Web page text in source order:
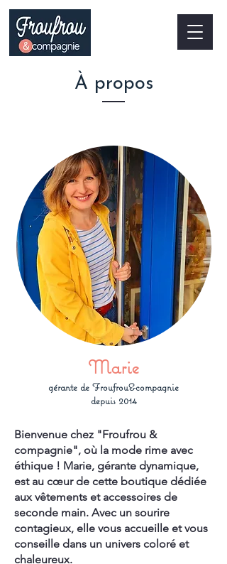
À propos
Marie
gérante de Froufrou&compagnie
depuis 2014
Bienvenue chez "Froufrou &
compagnie", où la mode rime avec
éthique ! Marie, gérante dynamique,
est au cœur de cette boutique dédiée
aux vêtements et accessoires de
seconde main. Avec un sourire
contagieux, elle vous accueille et vous
conseille dans un univers coloré et
chaleureux.